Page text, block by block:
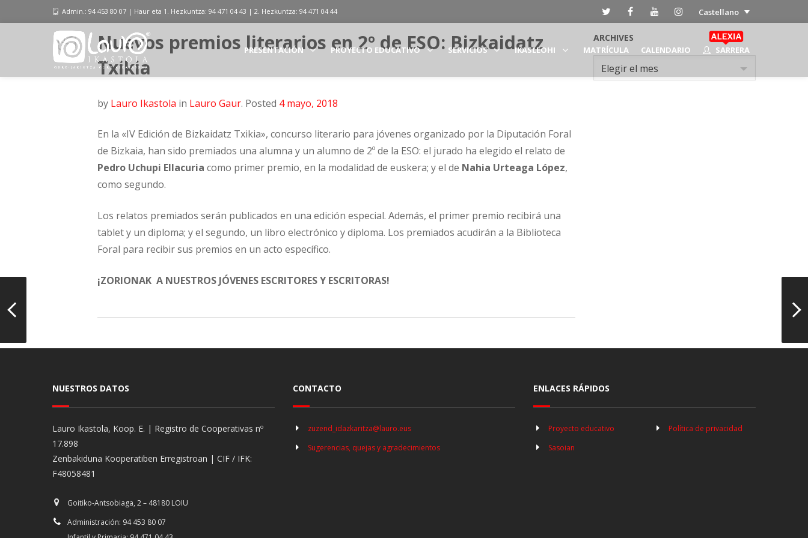
Admin.: 94 453 80 07 | Haur eta 1. Hezkuntza: 94 471 04 43 | 2. Hezkuntza: 94 471 04 44 Castellano
PRESENTACIÓN PROYECTO EDUCATIVO SERVICIOS IKASLEOHI MATRÍCULA CALENDARIO SARRERA
Nuevos premios literarios en 2º de ESO: Bizkaidatz
Txikia
by Lauro Ikastola in Lauro Gaur. Posted 4 mayo, 2018
En la «IV Edición de Bizkaidatz Txikia», concurso literario para jóvenes organizado por la Diputación Foral
de Bizkaia, han sido premiados una alumna y un alumno de 2º de la ESO: el jurado ha elegido el relato de
Pedro Uchupi Ellacuria como primer premio, en la modalidad de euskera; y el de Nahia Urteaga López,
como segundo.
Los relatos premiados serán publicados en una edición especial. Además, el primer premio recibirá una
tablet y un diploma; y el segundo, un libro electrónico y diploma. Los premiados acudirán a la Biblioteca
Foral para recibir sus premios en un acto específico.
¡ZORIONAK A NUESTROS JÓVENES ESCRITORES Y ESCRITORAS!
ARCHIVES
Archives
Elegir el mes
NUESTROS DATOS
Lauro Ikastola, Koop. E. | Registro de Cooperativas nº
17.898
Zenbakiduna Kooperatiben Erregistroan | CIF / IFK:
F48058481
Goitiko-Antsobiaga, 2 – 48180 LOIU
Administración: 94 453 80 07
CONTACTO
zuzend_idazkaritza@lauro.eus
Sugerencias, quejas y agradecimientos
ENLACES RÁPIDOS
Proyecto educativo
Sasoian
Política de privacidad